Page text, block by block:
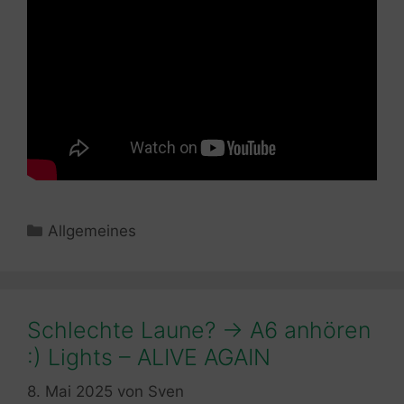
Kategorien
Allgemeines
Schlechte Laune? -> A6 anhören
:) Lights – ALIVE AGAIN
8. Mai 2025 von Sven